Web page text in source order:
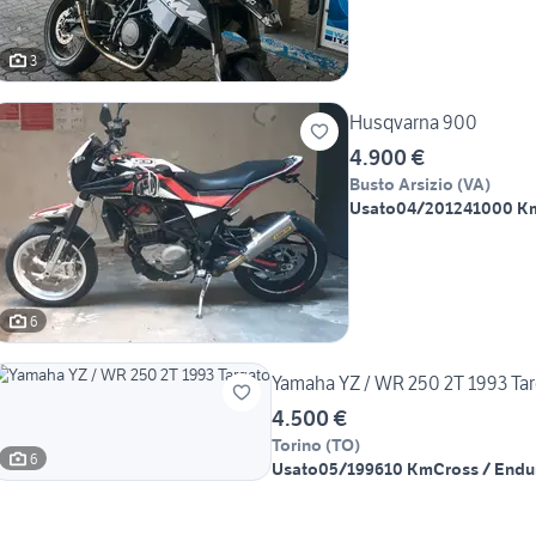
3
6
Husqvarna 900
4.900 €
Busto Arsizio (VA)
Usato04/201241000
6
Yamaha YZ / WR 250 2T 1993
4.500 €
Torino (TO)
Usato05/199610 KmCross /